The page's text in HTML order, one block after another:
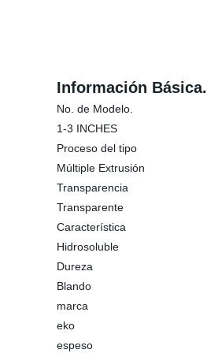
Información Básica.
No. de Modelo.
1-3 INCHES
Proceso del tipo
Múltiple Extrusión
Transparencia
Transparente
Característica
Hidrosoluble
Dureza
Blando
marca
eko
espeso